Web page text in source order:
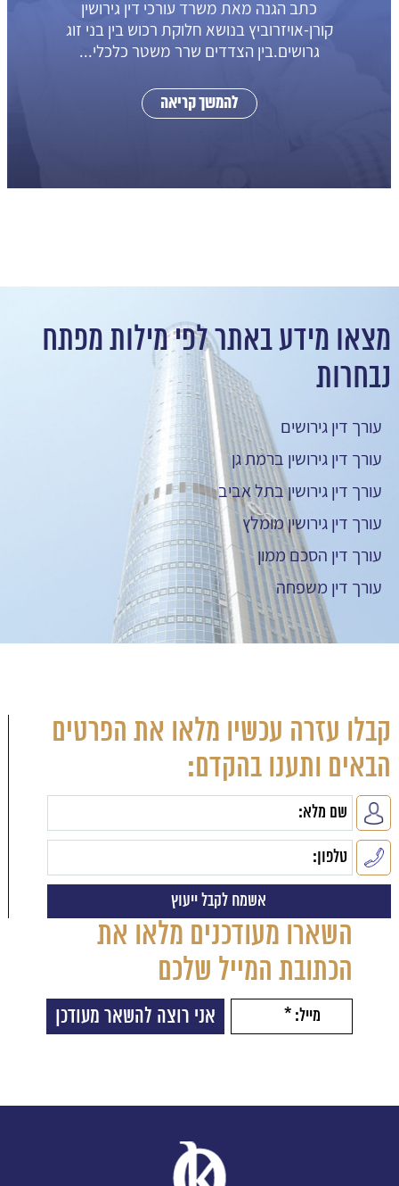
תביעה מאט עורך דין גירושים טלי
אויזרוביץהתובע והנתבעת...
להמשך קריאה
מצאו מידע באתר לפי מילות מפתח
נבחרות
עורך דין גירושים
עורך דין גירושין ברמת גן
עורך דין גירושין בתל אביב
עורך דין גירושין מומלץ
עורך דין הסכם ממון
עורך דין משפחה
קבלו עזרה עכשיו מלאו את הפרטים
הבאים ותענו בהקדם:
השארו מעודכנים מלאו את
הכתובת המייל שלכם